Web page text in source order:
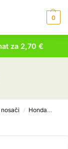
0
za 2,70 €
/ Honda